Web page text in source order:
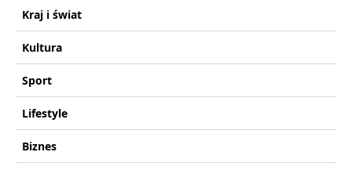
Kraj i świat
Kultura
Sport
Lifestyle
Biznes